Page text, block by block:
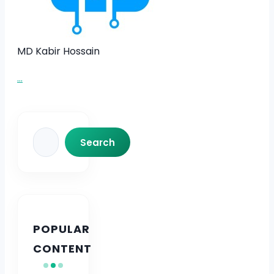
MD Kabir Hossain
...
Search
Search
POPULAR
CONTENT